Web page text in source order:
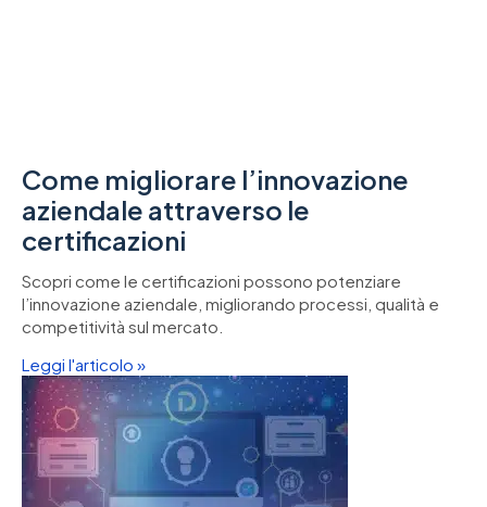
Come migliorare l’innovazione
aziendale attraverso le
certificazioni
Scopri come le certificazioni possono potenziare
l’innovazione aziendale, migliorando processi, qualità e
competitività sul mercato.
Leggi l'articolo »